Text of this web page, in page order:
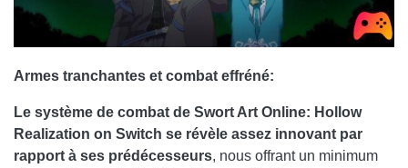
Armes tranchantes et combat effréné:
Le système de combat de Swort Art Online: Hollow
Realization on Switch se révèle assez innovant par
rapport à ses prédécesseurs, nous offrant un minimum